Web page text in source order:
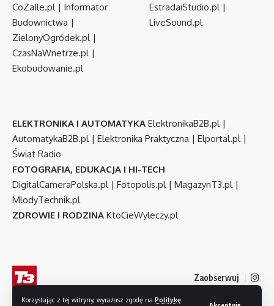
Korzystając z tej witryny, wyrażasz zgodę na Politykę
CoZaIle.pl | Informator
Budownictwa |
ZielonyOgródek.pl |
CzasNaWnetrze.pl |
Ekobudowanie.pl
EstradaiStudio.pl |
LiveSound.pl
ELEKTRONIKA I AUTOMATYKA ElektronikaB2B.pl |
AutomatykaB2B.pl | Elektronika Praktyczna | Elportal.pl |
Świat Radio
FOTOGRAFIA, EDUKACJA I HI-TECH
DigitalCameraPolska.pl | Fotopolis.pl | MagazynT3.pl |
MlodyTechnik.pl
ZDROWIE I RODZINA KtoCieWyleczy.pl
Zaobserwuj